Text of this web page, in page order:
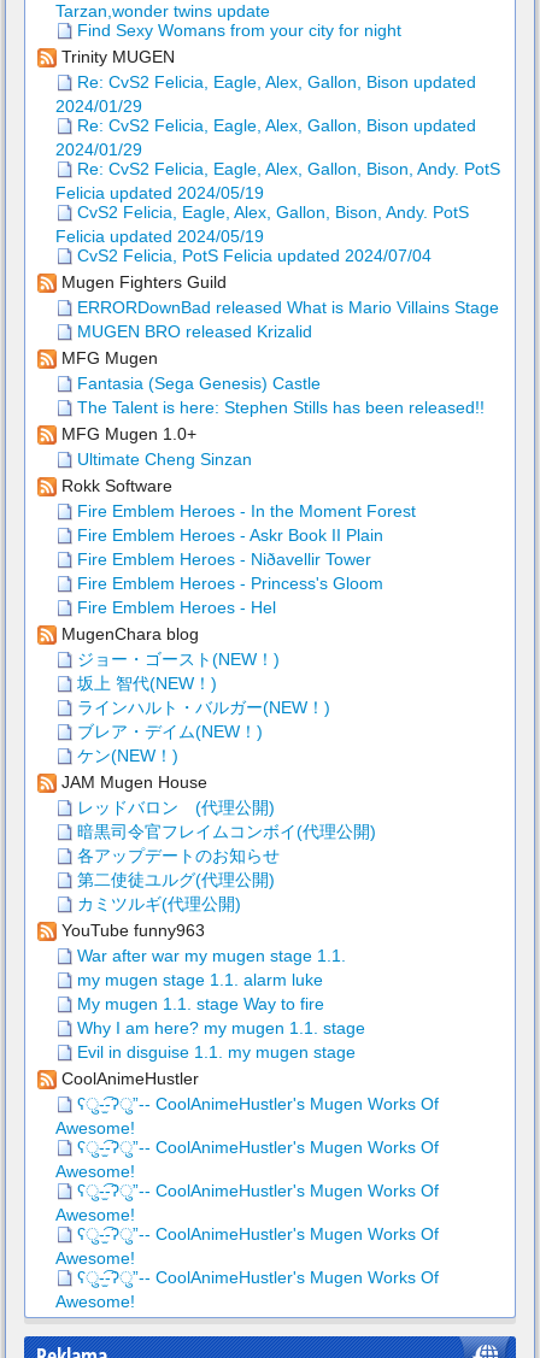
Tarzan,wonder twins update
Find Sexy Womans from your city for night
Trinity MUGEN
Re: CvS2 Felicia, Eagle, Alex, Gallon, Bison updated
2024/01/29
Re: CvS2 Felicia, Eagle, Alex, Gallon, Bison updated
2024/01/29
Re: CvS2 Felicia, Eagle, Alex, Gallon, Bison, Andy. PotS
Felicia updated 2024/05/19
CvS2 Felicia, Eagle, Alex, Gallon, Bison, Andy. PotS
Felicia updated 2024/05/19
CvS2 Felicia, PotS Felicia updated 2024/07/04
Mugen Fighters Guild
ERRORDownBad released What is Mario Villains Stage
MUGEN BRO released Krizalid
MFG Mugen
Fantasia (Sega Genesis) Castle
The Talent is here: Stephen Stills has been released!!
MFG Mugen 1.0+
Ultimate Cheng Sinzan
Rokk Software
Fire Emblem Heroes - In the Moment Forest
Fire Emblem Heroes - Askr Book II Plain
Fire Emblem Heroes - Niðavellir Tower
Fire Emblem Heroes - Princess's Gloom
Fire Emblem Heroes - Hel
MugenChara blog
ジョー・ゴースト(NEW！)
坂上 智代(NEW！)
ラインハルト・バルガー(NEW！)
ブレア・デイム(NEW！)
ケン(NEW！)
JAM Mugen House
レッドバロン (代理公開)
暗黒司令官フレイムコンボイ(代理公開)
各アップデートのお知らせ
第二使徒ユルグ(代理公開)
カミツルギ(代理公開)
YouTube funny963
War after war my mugen stage 1.1.
my mugen stage 1.1. alarm luke
My mugen 1.1. stage Way to fire
Why I am here? my mugen 1.1. stage
Evil in disguise 1.1. my mugen stage
CoolAnimeHustler
ʕु-̫͡-ʔु”-- CoolAnimeHustler's Mugen Works Of
Awesome!
ʕु-̫͡-ʔु”-- CoolAnimeHustler's Mugen Works Of
Awesome!
ʕु-̫͡-ʔु”-- CoolAnimeHustler's Mugen Works Of
Awesome!
ʕु-̫͡-ʔु”-- CoolAnimeHustler's Mugen Works Of
Awesome!
ʕु-̫͡-ʔु”-- CoolAnimeHustler's Mugen Works Of
Awesome!